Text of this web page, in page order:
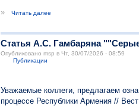
»
Читать далее
Статья А.С. Гамбаряна
Опубликовано msp в Чт, 30/07/2026 - 08:59
Публикации
Уважаемые коллеги, предлагаем
процессе Республики Армения //